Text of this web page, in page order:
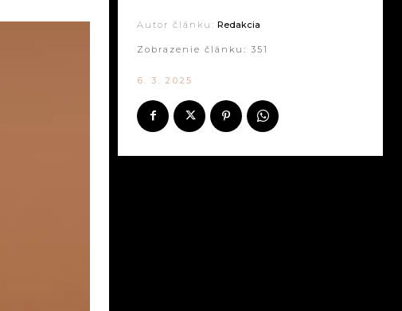
Autor článku: Redakcia
Zobrazenie článku: 351
6. 3. 2025